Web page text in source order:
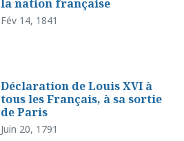
la nation française
Fév 14, 1841
Déclaration de Louis XVI à
tous les Français, à sa sortie
de Paris
Juin 20, 1791